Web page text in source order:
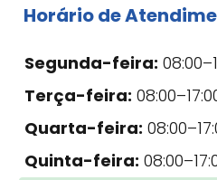
Horário de
Segunda-feira:
Terça-feira:
Quarta-feira:
Quinta-feira: